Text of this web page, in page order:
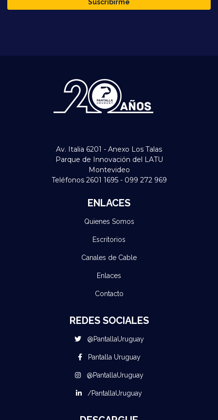
Suscribirme
Av. Italia 6201 - Anexo Los Talas
Parque de Innovación del LATU
Montevideo
Teléfonos 2601 1695 - 099 272 969
ENLACES
Quienes Somos
Escritorios
Canales de Cable
Enlaces
Contacto
REDES SOCIALES
@PantallaUruguay
Pantalla Uruguay
@PantallaUruguay
/PantallaUruguay